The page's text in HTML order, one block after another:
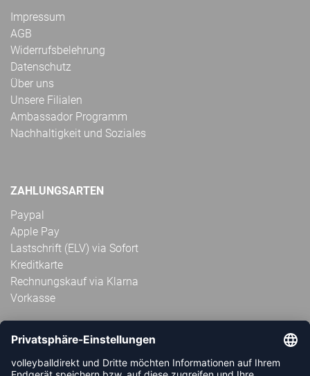
Impressum
AGB
Widerrufsbelehrung
Datenschutz
Über uns
Unsere Filialen
Ambassador Programm
Nachhaltigkeit und Soziales
ZAHLUNGSARTEN
Paypal
Apple Pay
Lastschrift (ELV) via Sofort
Kreditkarte
Rechnungskauf via Klarna
Vorkasse
ABONNIERE JETZT DEN KOSTENLOSEN
VOLLEYBALLDIREKT-NEWSLETTER UND VERPASSE KEINE